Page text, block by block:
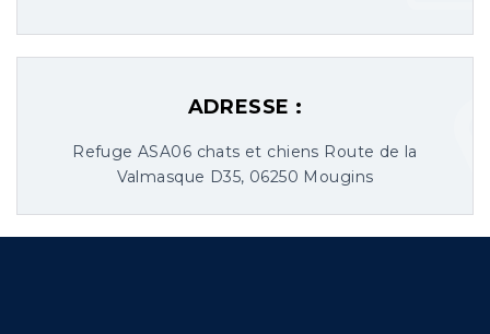
ADRESSE :
Refuge ASA06 chats et chiens Route de la
Valmasque D35, 06250 Mougins